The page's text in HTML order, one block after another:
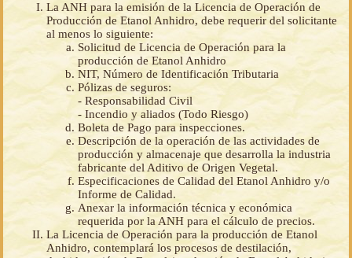
La ANH para la emisión de la Licencia de Operación de
Producción de Etanol Anhidro, debe requerir del solicitante
al menos lo siguiente:
Solicitud de Licencia de Operación para la
producción de Etanol Anhidro
NIT, Número de Identificación Tributaria
Pólizas de seguros:
- Responsabilidad Civil
- Incendio y aliados (Todo Riesgo)
Boleta de Pago para inspecciones.
Descripción de la operación de las actividades de
producción y almacenaje que desarrolla la industria
fabricante del Aditivo de Origen Vegetal.
Especificaciones de Calidad del Etanol Anhidro y/o
Informe de Calidad.
Anexar la información técnica y económica
requerida por la ANH para el cálculo de precios.
La Licencia de Operación para la producción de Etanol
Anhidro, contemplará los procesos de destilación,